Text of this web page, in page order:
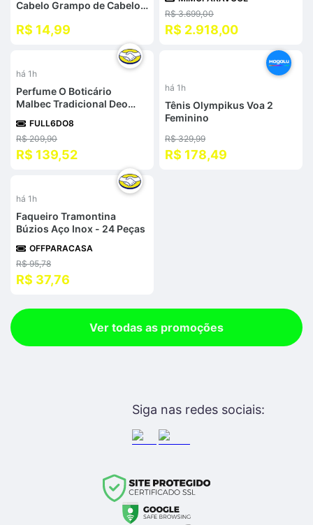
Cabelo Grampo de Cabelo
Acessório para Penteado
R$ 14,99
Ruby Carbono 3K
R$ 3.699,00
R$ 2.918,00
há 1h
Perfume O Boticário
Malbec Tradicional Deo
FULL6DO8
R$ 209,90
R$ 139,52
-46
há 1h
Tênis Olympikus Voa 2
Feminino
R$ 329,99
R$ 178,49
há 1h
Faqueiro Tramontina
Búzios Aço Inox - 24 Peças
OFFPARACASA
R$ 95,78
R$ 37,76
Ver todas as promoções
Siga nas redes sociais: